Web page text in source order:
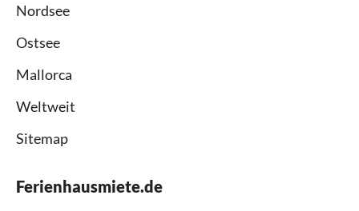
Nordsee
Ostsee
Mallorca
Weltweit
Sitemap
Ferienhausmiete.de